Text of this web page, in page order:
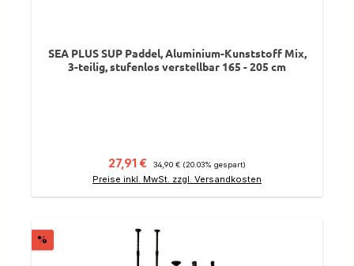
SEA PLUS SUP Paddel, Aluminium-Kunststoff Mix,
3-teilig, stufenlos verstellbar 165 - 205 cm
Verkaufspreis:
27,91 € 34,90 € (20.03% gespart)
Preise inkl. MwSt. zzgl. Versandkosten
%